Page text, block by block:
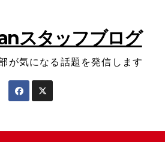
スタッフブログ
が気になる話題を発信します